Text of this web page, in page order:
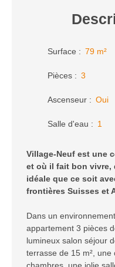
Surface : 79 m²
Pièces : 3
Ascenseur : Oui
Salle d'eau : 1
Village-Neuf est une
et où il fait bon vivre,
idéale que ce soit
frontières Suisses et
Dans un
appartement 3 pièces
lumineux salon séjour
terrasse de 15 m²,